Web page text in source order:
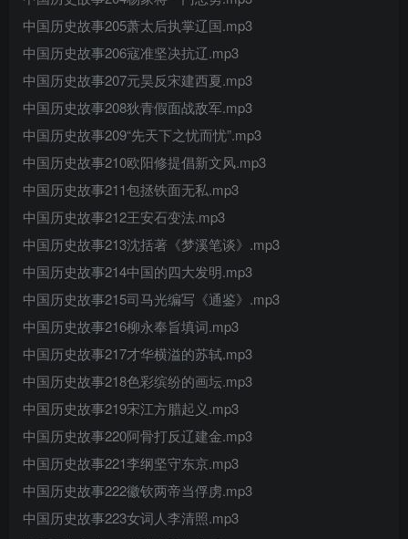
中国历史故事205萧太后执掌辽国.mp3
中国历史故事206寇准坚决抗辽.mp3
中国历史故事207元昊反宋建西夏.mp3
中国历史故事208狄青假面战敌军.mp3
中国历史故事209“先天下之忧而忧”.mp3
中国历史故事210欧阳修提倡新文风.mp3
中国历史故事211包拯铁面无私.mp3
中国历史故事212王安石变法.mp3
中国历史故事213沈括著《梦溪笔谈》.mp3
中国历史故事214中国的四大发明.mp3
中国历史故事215司马光编写《通鉴》.mp3
中国历史故事216柳永奉旨填词.mp3
中国历史故事217才华横溢的苏轼.mp3
中国历史故事218色彩缤纷的画坛.mp3
中国历史故事219宋江方腊起义.mp3
中国历史故事220阿骨打反辽建金.mp3
中国历史故事221李纲坚守东京.mp3
中国历史故事222徽钦两帝当俘虏.mp3
中国历史故事223女词人李清照.mp3